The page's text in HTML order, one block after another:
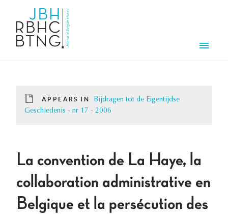
APPEARS IN
Bijdragen tot de Eigentijdse
Geschiedenis - nr 17 - 2006
La convention de La Haye, la
collaboration administrative en
Belgique et la persécution des